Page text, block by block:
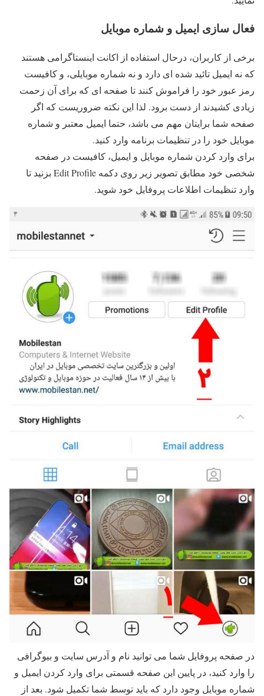
فعال سازی ایمیل و شماره موبایل
برخی از کاربران، درحال استفاده از اکانت اینستاگرامی هستند
که نه ایمیل تائید شده ای دارد و نه شماره موبایلی، و کافیست
رمز عبور خود را فراموش کنند تا صفحه ای که برای آن زحمت
زیادی کشیدند از دست برود. لذا این نکته ضروریست که اگر
صفحه شما برایتان مهم می باشد، حتما ایمیل معتبر و شماره
موبایل خود را در تنظیمات برنامه وارد کنید.
برای وارد کردن شماره موبایل و ایمیل، کافیست در صفحه
شخصی خود مطابق تصویر زیر روی دکمه Edit Profile بزنید تا
وارد تنظیمات اطلاعات پروفایل خود شوید.
در صفحه پروفایل شما می توانید نام و آدرس سایت و بیوگرافی
را وارد کنید، در پایین این صفحه قسمتی برای وارد کردن ایمیل و
شماره موبایل وجود دارد که باید توسط شما تکمیل شود. بعد از